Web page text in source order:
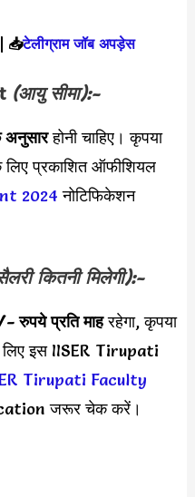
📥टेलीग्राम जॉब अपड़ेस
(आयु सीमा):-
अनुसारहोनी चाहिए। कृपया
प्रकाशित ऑफीशियल
2024 नोटिफिकेशन
कितनी मिलेगी):-
रुपये प्रति माहरहेगा, कृपया
लिए इस IISER Tirupati
Tirupati Faculty
जरूर चेक करें।